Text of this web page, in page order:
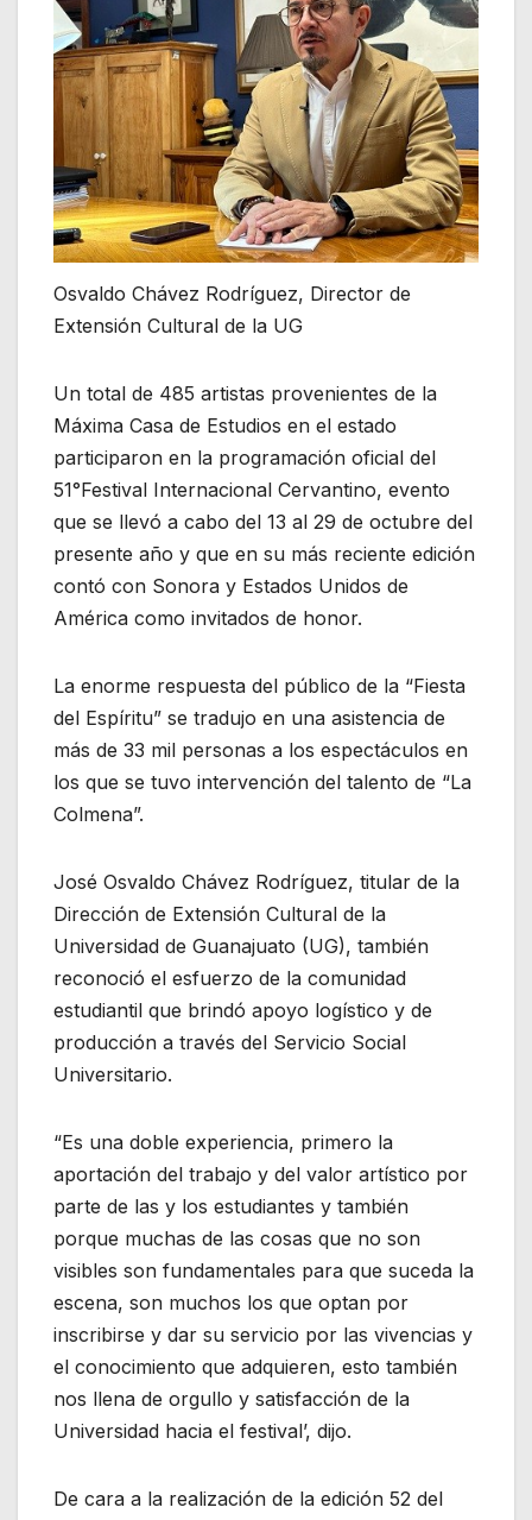
Osvaldo Chávez Rodríguez, Director de
Extensión Cultural de la UG
Un total de 485 artistas provenientes de la
Máxima Casa de Estudios en el estado
participaron en la programación oficial del
51°Festival Internacional Cervantino, evento
que se llevó a cabo del 13 al 29 de octubre del
presente año y que en su más reciente edición
contó con Sonora y Estados Unidos de
América como invitados de honor.
La enorme respuesta del público de la “Fiesta
del Espíritu” se tradujo en una asistencia de
más de 33 mil personas a los espectáculos en
los que se tuvo intervención del talento de “La
Colmena”.
José Osvaldo Chávez Rodríguez, titular de la
Dirección de Extensión Cultural de la
Universidad de Guanajuato (UG), también
reconoció el esfuerzo de la comunidad
estudiantil que brindó apoyo logístico y de
producción a través del Servicio Social
Universitario.
“Es una doble experiencia, primero la
aportación del trabajo y del valor artístico por
parte de las y los estudiantes y también
porque muchas de las cosas que no son
visibles son fundamentales para que suceda la
escena, son muchos los que optan por
inscribirse y dar su servicio por las vivencias y
el conocimiento que adquieren, esto también
nos llena de orgullo y satisfacción de la
Universidad hacia el festival’, dijo.
De cara a la realización de la edición 52 del